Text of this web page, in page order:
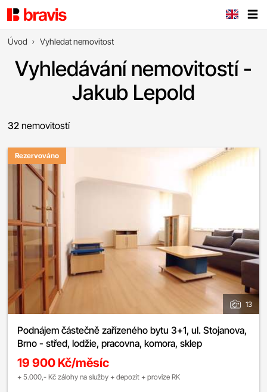
Úvod Vyhledat nemovitost
Vyhledávání nemovitostí -
Jakub Lepold
32 nemovitostí
Rezervováno
13
Podnájem částečně zařízeného bytu 3+1, ul. Stojanova,
Brno - střed, lodžie, pracovna, komora, sklep
19 900 Kč/měsíc
+ 5.000,- Kč zálohy na služby + depozit + provize RK